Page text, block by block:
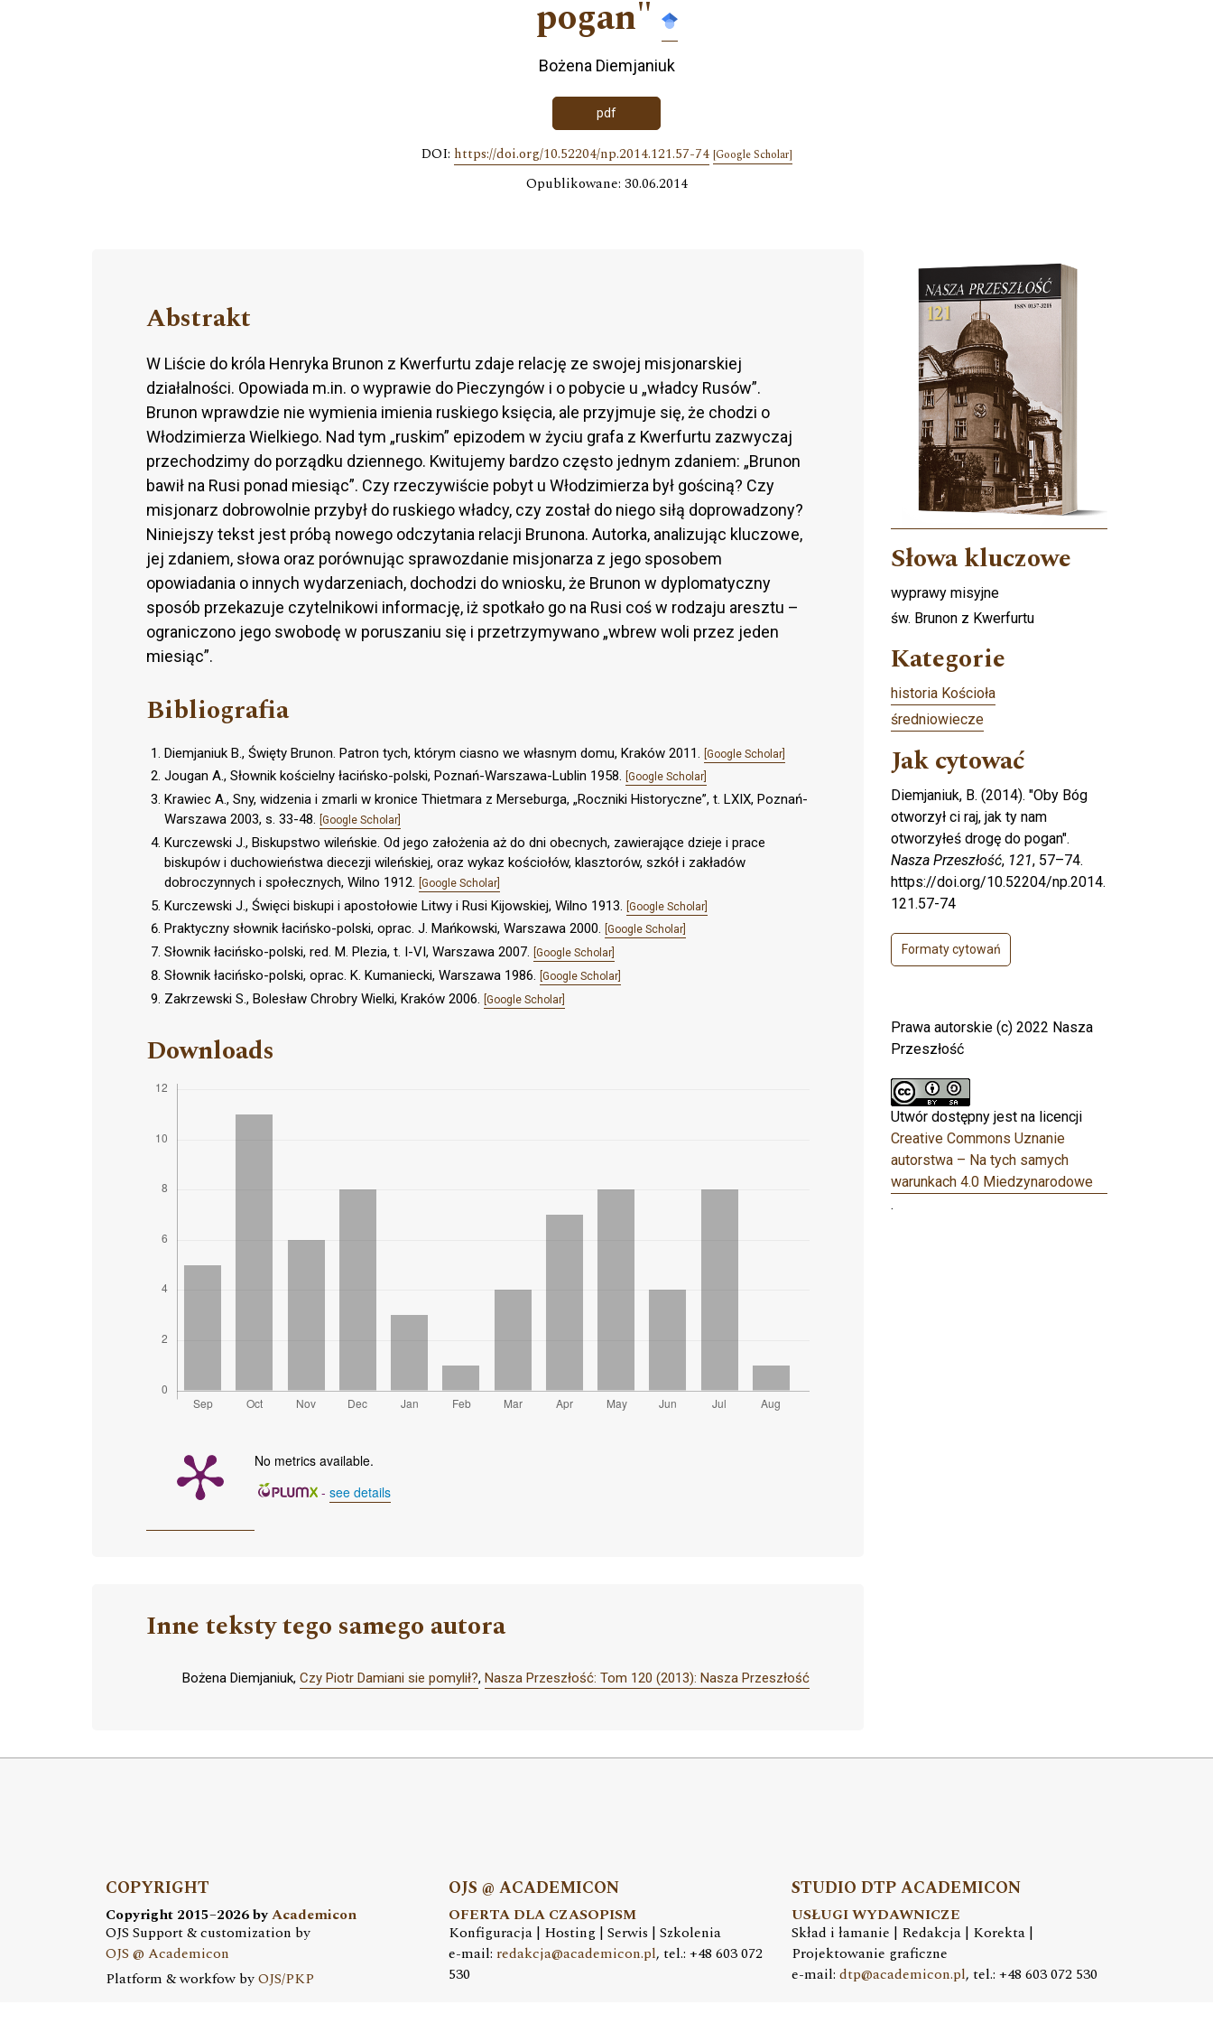
pogan"
Bożena Diemjaniuk
pdf
DOI: https://doi.org/10.52204/np.2014.121.57-74 [Google Scholar]
Opublikowane: 30.06.2014
Abstrakt
W Liście do króla Henryka Brunon z Kwerfurtu zdaje relację ze swojej misjonarskiej
działalności. Opowiada m.in. o wyprawie do Pieczyngów i o pobycie u „władcy Rusów”.
Brunon wprawdzie nie wymienia imienia ruskiego księcia, ale przyjmuje się, że chodzi o
Włodzimierza Wielkiego. Nad tym „ruskim” epizodem w życiu grafa z Kwerfurtu zazwyczaj
przechodzimy do porządku dziennego. Kwitujemy bardzo często jednym zdaniem: „Brunon
bawił na Rusi ponad miesiąc”. Czy rzeczywiście pobyt u Włodzimierza był gościną? Czy
misjonarz dobrowolnie przybył do ruskiego władcy, czy został do niego siłą doprowadzony?
Niniejszy tekst jest próbą nowego odczytania relacji Brunona. Autorka, analizując kluczowe,
jej zdaniem, słowa oraz porównując sprawozdanie misjonarza z jego sposobem
opowiadania o innych wydarzeniach, dochodzi do wniosku, że Brunon w dyplomatyczny
sposób przekazuje czytelnikowi informację, iż spotkało go na Rusi coś w rodzaju aresztu –
ograniczono jego swobodę w poruszaniu się i przetrzymywano „wbrew woli przez jeden
miesiąc”.
Bibliografia
Diemjaniuk B., Święty Brunon. Patron tych, którym ciasno we własnym domu, Kraków 2011. [Google Scholar]
Jougan A., Słownik kościelny łacińsko-polski, Poznań-Warszawa-Lublin 1958. [Google Scholar]
Krawiec A., Sny, widzenia i zmarli w kronice Thietmara z Merseburga, „Roczniki Historyczne”, t. LXIX, Poznań-
Warszawa 2003, s. 33-48. [Google Scholar]
Kurczewski J., Biskupstwo wileńskie. Od jego założenia aż do dni obecnych, zawierające dzieje i prace
biskupów i duchowieństwa diecezji wileńskiej, oraz wykaz kościołów, klasztorów, szkół i zakładów
dobroczynnych i społecznych, Wilno 1912. [Google Scholar]
Kurczewski J., Święci biskupi i apostołowie Litwy i Rusi Kijowskiej, Wilno 1913. [Google Scholar]
Praktyczny słownik łacińsko-polski, oprac. J. Mańkowski, Warszawa 2000. [Google Scholar]
Słownik łacińsko-polski, red. M. Plezia, t. I-VI, Warszawa 2007. [Google Scholar]
Słownik łacińsko-polski, oprac. K. Kumaniecki, Warszawa 1986. [Google Scholar]
Zakrzewski S., Bolesław Chrobry Wielki, Kraków 2006. [Google Scholar]
Downloads
No metrics available.
- see details
Cover image
Słowa kluczowe
wyprawy misyjne
św. Brunon z Kwerfurtu
Kategorie
historia Kościoła
średniowiecze
Jak cytować
Diemjaniuk, B. (2014). "Oby Bóg
otworzył ci raj, jak ty nam
otworzyłeś drogę do pogan".
Nasza Przeszłość, 121, 57–74.
https://doi.org/10.52204/np.2014.
121.57-74
Formaty cytowań
Prawa autorskie (c) 2022 Nasza
Przeszłość
Utwór dostępny jest na licencji
Creative Commons Uznanie
autorstwa – Na tych samych
warunkach 4.0 Miedzynarodowe
.
Inne teksty tego samego autora
Bożena Diemjaniuk, Czy Piotr Damiani sie pomylił?, Nasza Przeszłość: Tom 120 (2013): Nasza Przeszłość
COPYRIGHT
Copyright 2015–2026 byAcademicon
OJS Support & customization by
OJS @ Academicon
Platform & workfow byOJS/PKP
OJS @ ACADEMICON
OFERTA DLA CZASOPISM
Konfiguracja | Hosting | Serwis | Szkolenia
e-mail: redakcja@academicon.pl, tel.: +48 603 072
530
STUDIO DTP ACADEMICON
USŁUGI WYDAWNICZE
Skład i łamanie | Redakcja | Korekta |
Projektowanie graficzne
e-mail: dtp@academicon.pl, tel.: +48 603 072 530